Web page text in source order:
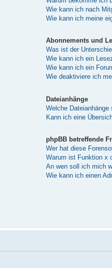
Wie kann ich nach
Wie kann ich meine
Abonnements und
Was ist der
Wie kann ich ein
Wie kann ich ein
Wie deaktiviere ich
Dateianhänge
Welche
Kann ich eine
phpBB betreffende
Wer hat diese
Warum ist Funktion x
An wen soll ich mich
Wie kann ich einen